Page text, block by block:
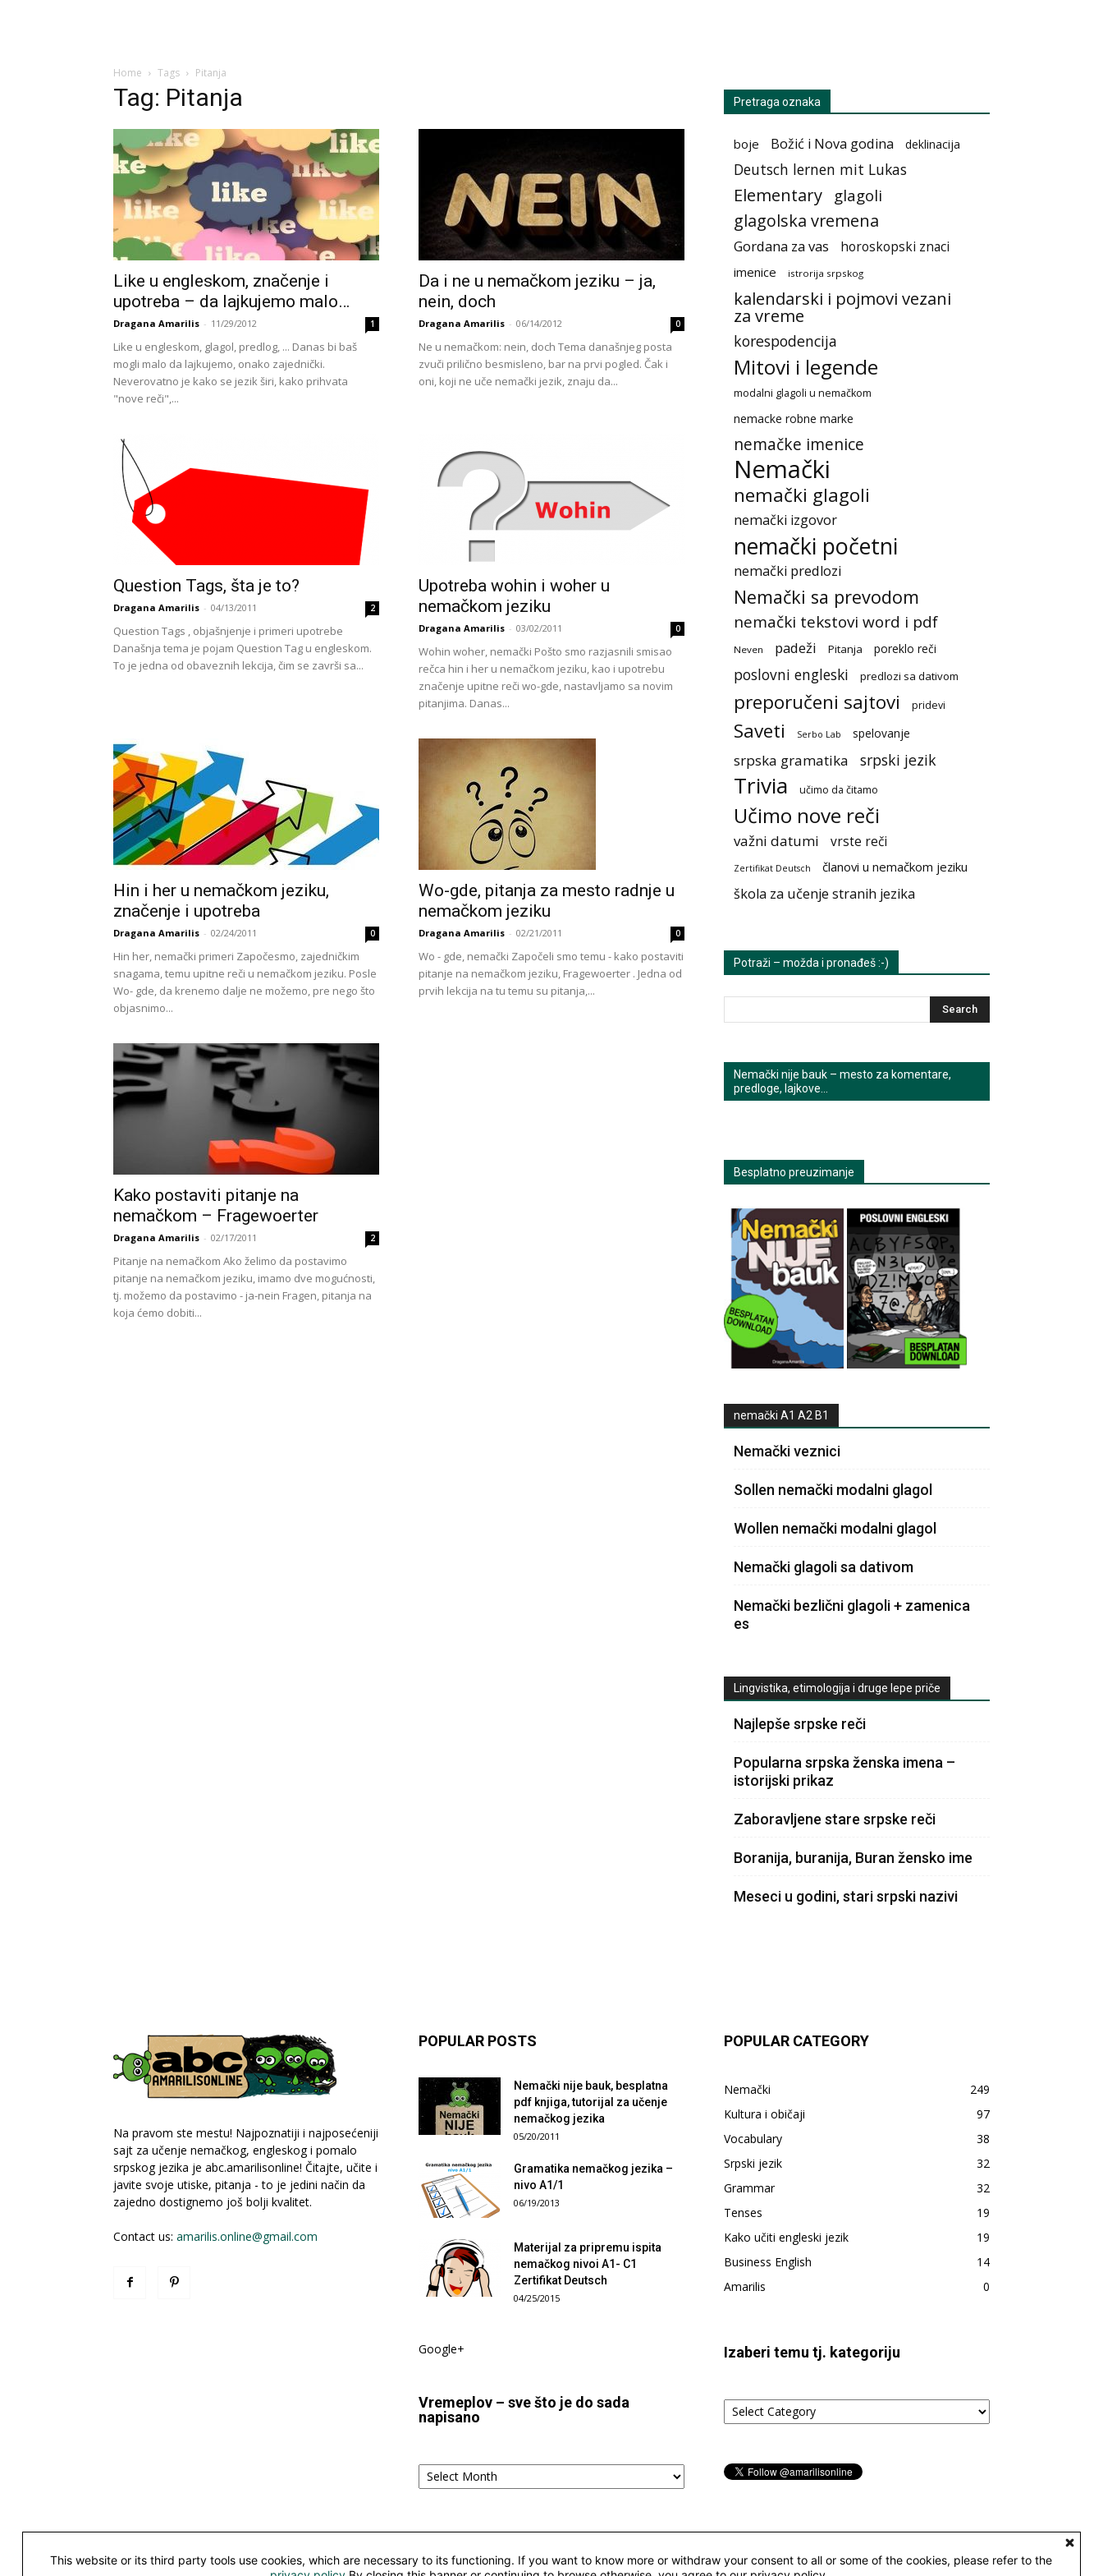
Home Tags Pitanja
Tag: Pitanja
Like u engleskom, značenje i
upotreba – da lajkujemo malo…
Dragana Amarilis - 11/29/2012 1
Like u engleskom, glagol, predlog, ... Danas bi baš
mogli malo da lajkujemo, onako zajednički.
Neverovatno je kako se jezik širi, kako prihvata
"nove reči",...
Da i ne u nemačkom jeziku – ja,
nein, doch
Dragana Amarilis - 06/14/2012 0
Ne u nemačkom: nein, doch Tema današnjeg posta
zvuči prilično besmisleno, bar na prvi pogled. Čak i
oni, koji ne uče nemački jezik, znaju da...
Question Tags, šta je to?
Dragana Amarilis - 04/13/2011 2
Question Tags , objašnjenje i primeri upotrebe
Današnja tema je pojam Question Tag u engleskom.
To je jedna od obaveznih lekcija, čim se završi sa...
Upotreba wohin i woher u
nemačkom jeziku
Dragana Amarilis - 03/02/2011 0
Wohin woher, nemački Pošto smo razjasnili smisao
rečca hin i her u nemačkom jeziku, kao i upotrebu
značenje upitne reči wo-gde, nastavljamo sa novim
pitanjima. Danas...
Hin i her u nemačkom jeziku,
značenje i upotreba
Dragana Amarilis - 02/24/2011 0
Hin her, nemački primeri Započesmo, zajedničkim
snagama, temu upitne reči u nemačkom jeziku. Posle
Wo- gde, da krenemo dalje ne možemo, pre nego što
objasnimo...
Wo-gde, pitanja za mesto radnje u
nemačkom jeziku
Dragana Amarilis - 02/21/2011 0
Wo - gde, nemački Započeli smo temu - kako postaviti
pitanje na nemačkom jeziku, Fragewoerter . Jedna od
prvih lekcija na tu temu su pitanja,...
Kako postaviti pitanje na
nemačkom – Fragewoerter
Dragana Amarilis - 02/17/2011 2
Pitanje na nemačkom Ako želimo da postavimo
pitanje na nemačkom jeziku, imamo dve mogućnosti,
tj. možemo da postavimo - ja-nein Fragen, pitanja na
koja ćemo dobiti...
Pretraga oznaka
boje Božić i Nova godina deklinacija
Deutsch lernen mit Lukas
Elementary glagoli
glagolska vremena
Gordana za vas horoskopski znaci
imenice istrorija srpskog
kalendarski i pojmovi vezani
za vreme
korespodencija
Mitovi i legende
modalni glagoli u nemačkom
nemacke robne marke
nemačke imenice
Nemački
nemački glagoli
nemački izgovor
nemački početni
nemački predlozi
Nemački sa prevodom
nemački tekstovi word i pdf
Neven padeži Pitanja poreklo reči
poslovni engleski predlozi sa dativom
preporučeni sajtovi pridevi
Saveti Serbo Lab spelovanje
srpska gramatika srpski jezik
Trivia učimo da čitamo
Učimo nove reči
važni datumi vrste reči
Zertifikat Deutsch članovi u nemačkom jeziku
škola za učenje stranih jezika
Potraži – možda i pronađeš :-)
Nemački nije bauk – mesto za komentare,
predloge, lajkove…
Besplatno preuzimanje
nemački A1 A2 B1
Nemački veznici
Sollen nemački modalni glagol
Wollen nemački modalni glagol
Nemački glagoli sa dativom
Nemački bezlični glagoli + zamenica
es
Lingvistika, etimologija i druge lepe priče
Najlepše srpske reči
Popularna srpska ženska imena –
istorijski prikaz
Zaboravljene stare srpske reči
Boranija, buranija, Buran žensko ime
Meseci u godini, stari srpski nazivi
Na pravom ste mestu! Najpoznatiji i najposećeniji
sajt za učenje nemačkog, engleskog i pomalo
srpskog jezika je abc.amarilisonline! Čitajte, učite i
javite svoje utiske, pitanja - to je jedini način da
zajedno dostignemo još bolji kvalitet.
Contact us: amarilis.online@gmail.com
POPULAR POSTS
Nemački nije bauk, besplatna
pdf knjiga, tutorijal za učenje
nemačkog jezika
05/20/2011
Gramatika nemačkog jezika –
nivo A1/1
06/19/2013
Materijal za pripremu ispita
nemačkog nivoi A1- C1
Zertifikat Deutsch
04/25/2015
Google+
Vremeplov – sve što je do sada
napisano
Vremeplov
je
sada
POPULAR CATEGORY
Nemački
249
Kultura i običaji
97
Vocabulary
38
Srpski jezik
32
Grammar
32
Tenses
19
Kako učiti engleski jezik
19
Business English
14
Amarilis
0
Izaberi temu tj. kategoriju
Izaberi
temu
This website or its third party tools use cookies, which are necessary to its functioning. If you want to know more or withdraw your consent to all or some of the cookies, please refer to the